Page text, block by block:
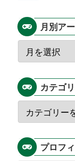
月別ア
カテゴ
プロフ